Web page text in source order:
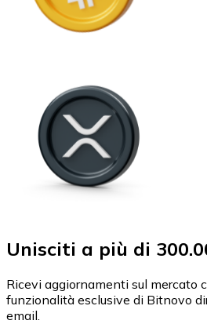
Unisciti a più di
Ricevi aggiornamenti sul mercato
funzionalità esclusive di Bitnovo
email.